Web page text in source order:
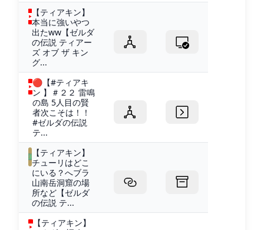
【ティアキン】
本当に強いやつ
出たww【ゼルダ
の伝説 ティアー
ズ オブ ザ キン
グ...
🔴【#ティアキ
ン 】＃２２ 雷鳴
の島 5人目の賢
者次こそは！！
#ゼルダの伝説
テ...
【ティアキン】
チューリはどこ
にいる？へブラ
山南岳洞窟の場
所など【ゼルダ
の伝説 テ...
【ティアキン】